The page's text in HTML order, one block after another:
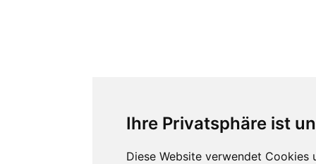
Ihre Privatsphäre ist
Diese Website verwendet Cookies